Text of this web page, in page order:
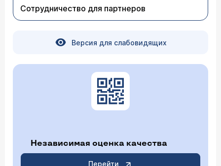
Сотрудничество для партнеров
Версия для слабовидящих
Независимая оценка качества
Перейти